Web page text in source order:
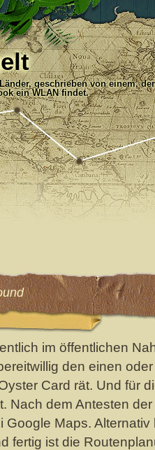
geschrieben von einem,
ein WLAN findet.
im öffentlichen
den einen
Card rät. Und für
Nach dem Antesten
Google Maps.
fertig ist die